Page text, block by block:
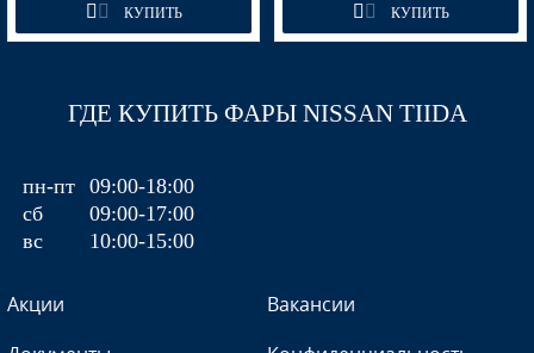
КУПИТЬ КУПИТЬ
ГДЕ КУПИТЬ ФАРЫ NISSAN TIIDA
пн-пт 09:00-18:00
сб
09:00-17:00
вс
10:00-15:00
Акции
Вакансии